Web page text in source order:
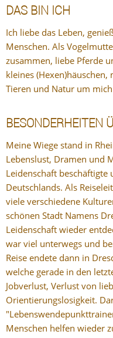
DAS BIN ICH
Ich liebe das Leben,
Menschen. Als
zusammen, liebe Pferde
kleines
Tieren und Natur um
BESONDERHEITEN
Meine Wiege stand in
Lebenslust, Dramen und
Leidenschaft beschäftigte
Deutschlands. Als
viele verschiedene
schönen Stadt Namens
Leidenschaft wieder
war viel unterwegs und
Reise endete dann in
welche gerade in den
Jobverlust, Verlust von
Orientierungslosigkeit.
Menschen helfen wieder